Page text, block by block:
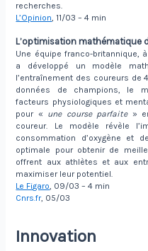
recherches.
L’Opinion, 11/03 – 4 min
L’optimisation mathématique
Une équipe franco-britannique,
a développé un modèle
l’entraînement des coureurs de
données de champions, le
facteurs physiologiques et
pour « une course parfaite»
coureur. Le modèle révèle
consommation d’oxygène et
optimale pour obtenir de
offrent aux athlètes et aux
maximiser leur potentiel.
Le Figaro, 09/03 – 4 min
Cnrs.fr, 05/03
Innovation